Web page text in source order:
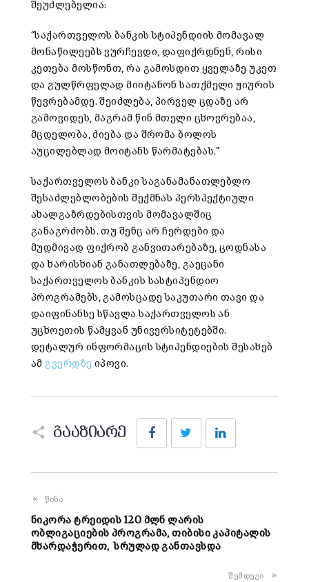
შეუძლებელია:
“საქართველოს ბანკის სტიპენდიის მომავალ
მონაწილეებს ვურჩევდი, დაფიქრდნენ, რისი
კეთება მოსწონთ, რა გამოსდით ყველაზე უკეთ
და გულწრფელად მიიტანონ სათქმელი ჟიურის
წევრებამდე. შეიძლება, პირველ ცდაზე არ
გამოვიდეს, მაგრამ წინ მთელი ცხოვრებაა,
მცდელობა, ძიება და შრომა ბოლოს
აუცილებლად მოიტანს წარმატებას.”
საქართველოს ბანკი საგანამანათლებლო
შესაძლებლობების შექმნას პერსპექტიული
ახალგაზრდებისთვის მომავალშიც
განაგრძობს. თუ შენც არ ჩერდები და
მუდმივად ფიქრობ განვითარებაზე, ცოდნასა
და ხარისხიან განათლებაზე, გაეცანი
საქართველოს ბანკის სასტიპენდიო
პროგრამებს, გამოსცადე საკუთარი თავი და
დაიფინანსე სწავლა საქართველოს ან
უცხოეთის წამყვან უნივერსიტეტებში.
დეტალურ ინფორმაცის სტიპენდიების შესახებ
ამგვერდზე იპოვი.
გააზიარე
FacebookTwitter
წინა
ნიკორა ტრეიდის 120 მლნ ლარის
ობლიგაციების პროგრამა, თიბისი კაპიტალის
მხარდაჭერით, სრულად განთავსდა
შემდეგი